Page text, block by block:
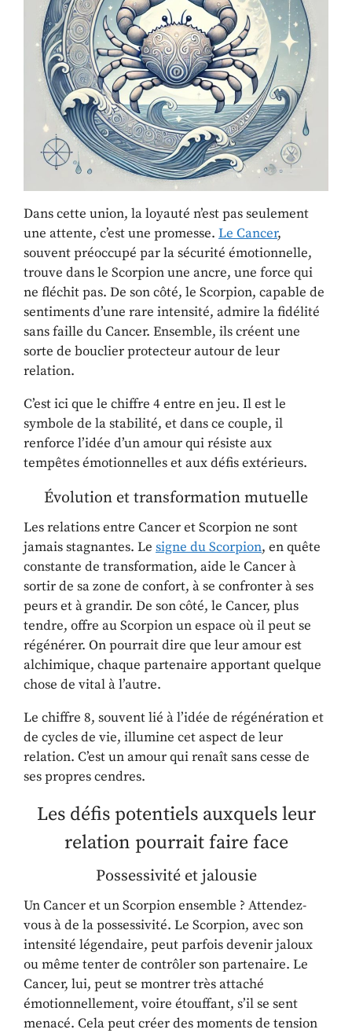
Dans cette union, la loyauté n’est pas seulement
une attente, c’est une promesse. Le Cancer,
souvent préoccupé par la sécurité émotionnelle,
trouve dans le Scorpion une ancre, une force qui
ne fléchit pas. De son côté, le Scorpion, capable de
sentiments d’une rare intensité, admire la fidélité
sans faille du Cancer. Ensemble, ils créent une
sorte de bouclier protecteur autour de leur
relation.
C’est ici que le chiffre 4 entre en jeu. Il est le
symbole de la stabilité, et dans ce couple, il
renforce l’idée d’un amour qui résiste aux
tempêtes émotionnelles et aux défis extérieurs.
Évolution et transformation mutuelle
Les relations entre Cancer et Scorpion ne sont
jamais stagnantes. Le signe du Scorpion, en quête
constante de transformation, aide le Cancer à
sortir de sa zone de confort, à se confronter à ses
peurs et à grandir. De son côté, le Cancer, plus
tendre, offre au Scorpion un espace où il peut se
régénérer. On pourrait dire que leur amour est
alchimique, chaque partenaire apportant quelque
chose de vital à l’autre.
Le chiffre 8, souvent lié à l’idée de régénération et
de cycles de vie, illumine cet aspect de leur
relation. C’est un amour qui renaît sans cesse de
ses propres cendres.
Les défis potentiels auxquels leur
relation pourrait faire face
Possessivité et jalousie
Un Cancer et un Scorpion ensemble ? Attendez-
vous à de la possessivité. Le Scorpion, avec son
intensité légendaire, peut parfois devenir jaloux
ou même tenter de contrôler son partenaire. Le
Cancer, lui, peut se montrer très attaché
émotionnellement, voire étouffant, s’il se sent
menacé. Cela peut créer des moments de tension